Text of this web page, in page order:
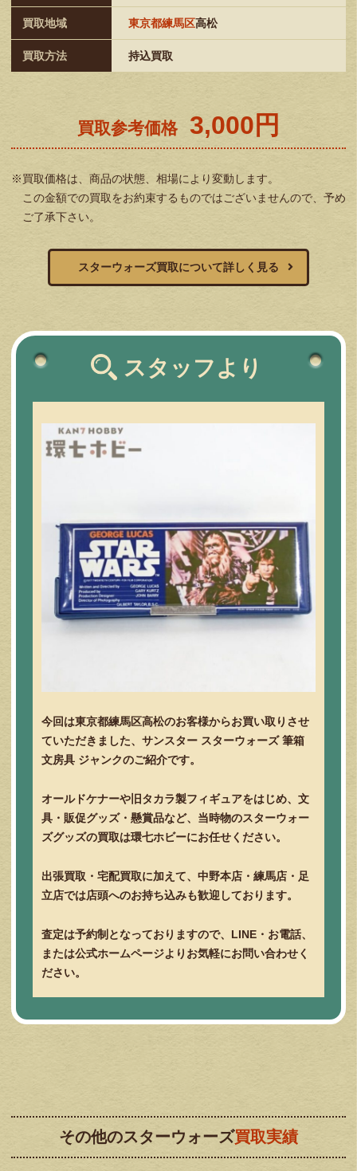
買取地域 東京都練馬区高松
買取方法 持込買取
買取参考価格 3,000円
※買取価格は、商品の状態、相場により変動します。
この金額での買取をお約束するものではございませんので、予め
ご了承下さい。
スターウォーズ買取について詳しく見る
スタッフより
今回は東京都練馬区高松のお客様からお買い取りさせ
ていただきました、サンスター スターウォーズ 筆箱
文房具 ジャンクのご紹介です。
オールドケナーや旧タカラ製フィギュアをはじめ、文
具・販促グッズ・懸賞品など、当時物のスターウォー
ズグッズの買取は環七ホビーにお任せください。
出張買取・宅配買取に加えて、中野本店・練馬店・足
立店では店頭へのお持ち込みも歓迎しております。
査定は予約制となっておりますので、LINE・お電話、
または公式ホームページよりお気軽にお問い合わせく
ださい。
その他のスターウォーズ買取実績